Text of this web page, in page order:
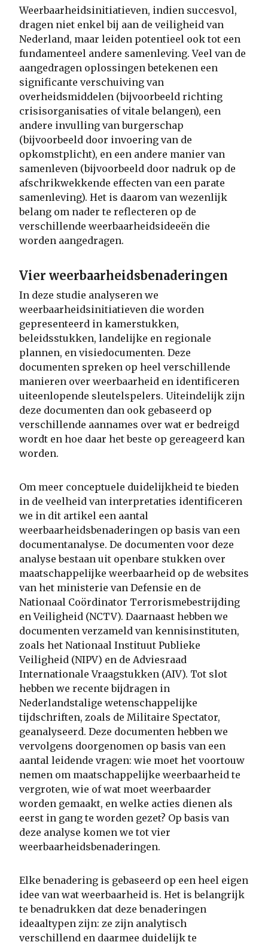
Weerbaarheidsinitiatieven, indien succesvol,
dragen niet enkel bij aan de veiligheid van
Nederland, maar leiden potentieel ook tot een
fundamenteel andere samenleving. Veel van de
aangedragen oplossingen betekenen een
significante verschuiving van
overheidsmiddelen (bijvoorbeeld richting
crisisorganisaties of vitale belangen), een
andere invulling van burgerschap
(bijvoorbeeld door invoering van de
opkomstplicht), en een andere manier van
samenleven (bijvoorbeeld door nadruk op de
afschrikwekkende effecten van een parate
samenleving). Het is daarom van wezenlijk
belang om nader te reflecteren op de
verschillende weerbaarheidsideeën die
worden aangedragen.
Vier weerbaarheidsbenaderingen
In deze studie analyseren we
weerbaarheidsinitiatieven die worden
gepresenteerd in kamerstukken,
beleidsstukken, landelijke en regionale
plannen, en visiedocumenten. Deze
documenten spreken op heel verschillende
manieren over weerbaarheid en identificeren
uiteenlopende sleutelspelers. Uiteindelijk zijn
deze documenten dan ook gebaseerd op
verschillende aannames over wat er bedreigd
wordt en hoe daar het beste op gereageerd kan
worden.
Om meer conceptuele duidelijkheid te bieden
in de veelheid van interpretaties identificeren
we in dit artikel een aantal
weerbaarheidsbenaderingen op basis van een
documentanalyse. De documenten voor deze
analyse bestaan uit openbare stukken over
maatschappelijke weerbaarheid op de websites
van het ministerie van Defensie en de
Nationaal Coördinator Terrorismebestrijding
en Veiligheid (NCTV). Daarnaast hebben we
documenten verzameld van kennisinstituten,
zoals het Nationaal Instituut Publieke
Veiligheid (NIPV) en de Adviesraad
Internationale Vraagstukken (AIV). Tot slot
hebben we recente bijdragen in
Nederlandstalige wetenschappelijke
tijdschriften, zoals de Militaire Spectator,
geanalyseerd. Deze documenten hebben we
vervolgens doorgenomen op basis van een
aantal leidende vragen: wie moet het voortouw
nemen om maatschappelijke weerbaarheid te
vergroten, wie of wat moet weerbaarder
worden gemaakt, en welke acties dienen als
eerst in gang te worden gezet? Op basis van
deze analyse komen we tot vier
weerbaarheidsbenaderingen.
Elke benadering is gebaseerd op een heel eigen
idee van wat weerbaarheid is. Het is belangrijk
te benadrukken dat deze benaderingen
ideaaltypen zijn: ze zijn analytisch
verschillend en daarmee duidelijk te